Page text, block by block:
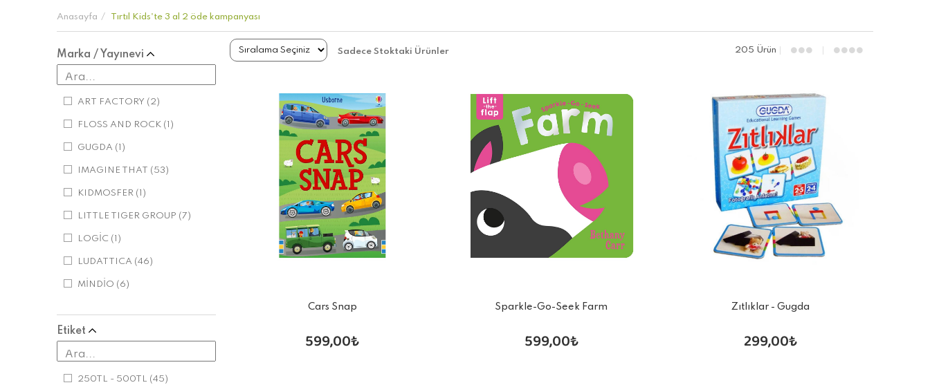
Anasayfa Tırtıl Kids'te 3 al 2 öde kampanyası
Marka / Yayınevi
ART FACTORY (2)
FLOSS AND ROCK (1)
GUGDA (1)
IMAGINE THAT (53)
KIDMOSFER (1)
LITTLE TIGER GROUP (7)
LOGİC (1)
LUDATTICA (46)
MİNDİO (6)
SASSI
THAMES AND HUDSON
USBORNE(2)
Etiket
250TL - 500TL (45)
Sadece Stoktaki Ürünler 205 Ürün
Cars Snap
599,00₺
Sparkle-Go-Seek Farm
599,00₺
Zıtlıklar - Gugda
299,00₺